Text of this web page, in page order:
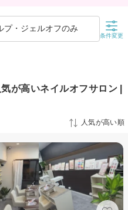
プ・ジェルオフのみ
条件変更
が高いネイルオフサロン |
人気が高い順